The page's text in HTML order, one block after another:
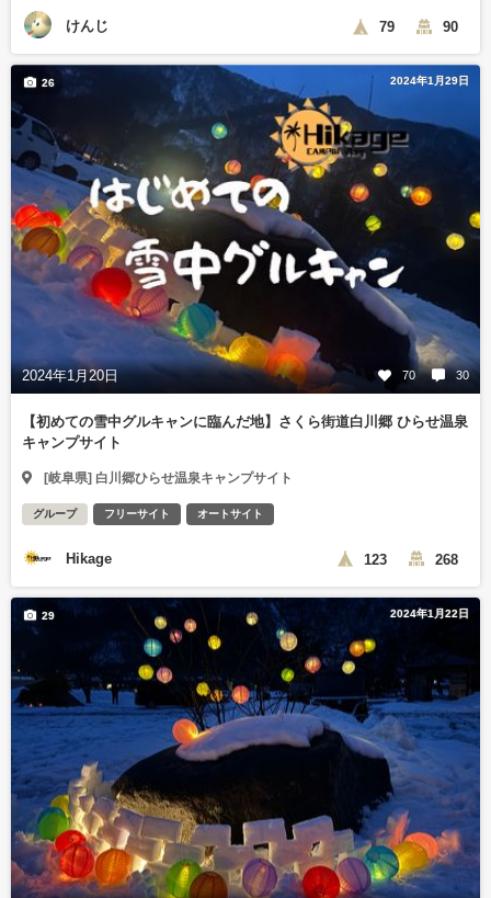
けんじ 79 90
2024年1月29日
2024年1月20日 70 30
26
【初めての雪中グルキャンに臨んだ地】さくら街道白川郷 ひらせ温泉
キャンプサイト
[岐阜県] 白川郷ひらせ温泉キャンプサイト
グループ フリーサイト オートサイト
Hikage 123 268
2024年1月22日
29